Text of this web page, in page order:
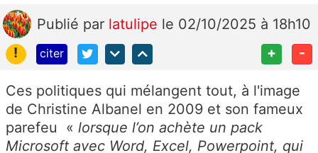
Publié par latulipe le 02/10/2025 à 18h10
!
citer + -
Ces politiques qui mélangent tout, à l'image
de Christine Albanel en 2009 et son fameux
parefeu « lorsque l’on achète un pack
Microsoft avec Word, Excel, Powerpoint, qui